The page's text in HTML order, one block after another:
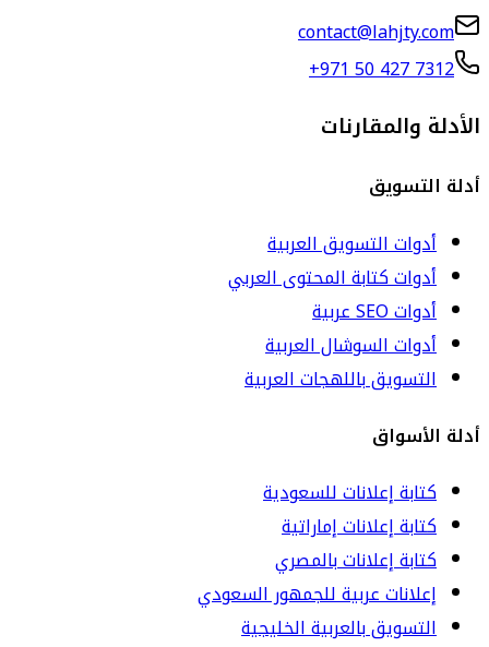
contact@lahjty.com
+971 50 427 7312
الأدلة والمقارنات
أدلة التسويق
أدوات التسويق العربية
أدوات كتابة المحتوى العربي
أدوات SEO عربية
أدوات السوشال العربية
التسويق باللهجات العربية
أدلة الأسواق
كتابة إعلانات للسعودية
كتابة إعلانات إماراتية
كتابة إعلانات بالمصري
إعلانات عربية للجمهور السعودي
التسويق بالعربية الخليجية